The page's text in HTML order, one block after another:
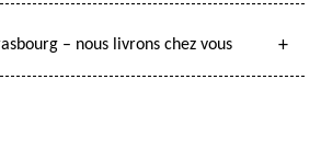
– nous livrons chez vous